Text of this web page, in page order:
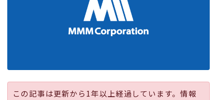
この記事は更新から1年以上経過しています。情報